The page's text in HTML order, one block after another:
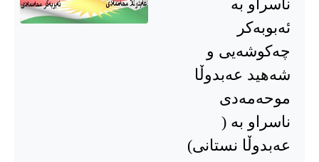
ناسراو بە
ئەبوبەکر
چەکوشەیی و
شەهید عەبدوڵا
موحەمەدی
ناسراو بە (
عەبدوڵا نستانی)